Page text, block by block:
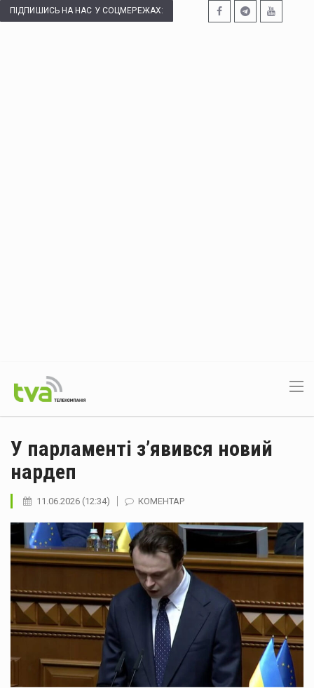
ПІДПИШИСЬ НА НАС У СОЦМЕРЕЖАХ:
У парламенті з’явився новий
нардеп
11.06.2026 (12:34) КОМЕНТАР